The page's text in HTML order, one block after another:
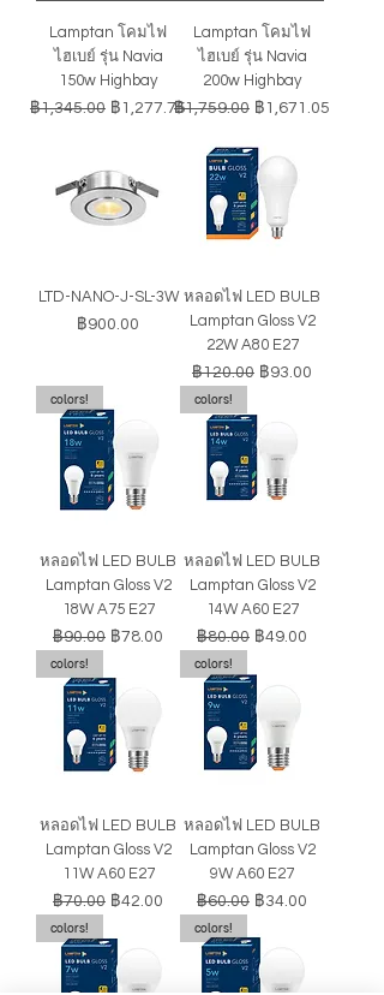
Lamptan โคมไฟ
ไฮเบย์ รุ่น Navia
150w Highbay
ราคาปกติ
฿1,345.00 ราคาขายลด
฿1,277.75
Lamptan โคมไฟ
ไฮเบย์ รุ่น Navia
200w Highbay
ราคาปกติ
฿1,759.00 ราคาขายลด
฿1,671.05
LTD-NANO-J-SL-3W
ราคา
฿900.00
หลอดไฟ LED BULB
Lamptan Gloss V2
22W A80 E27
ราคาปกติ
฿120.00 ราคาขายลด
฿93.00
colors!
หลอดไฟ LED BULB
Lamptan Gloss V2
18W A75 E27
ราคาปกติ
฿90.00 ราคาขายลด
฿78.00
colors!
หลอดไฟ LED BULB
Lamptan Gloss V2
14W A60 E27
ราคาปกติ
฿80.00 ราคาขายลด
฿49.00
colors!
หลอดไฟ LED BULB
Lamptan Gloss V2
11W A60 E27
ราคาปกติ
฿70.00 ราคาขายลด
฿42.00
colors!
หลอดไฟ LED BULB
Lamptan Gloss V2
9W A60 E27
ราคาปกติ
฿60.00 ราคาขายลด
฿34.00
colors!
colors!